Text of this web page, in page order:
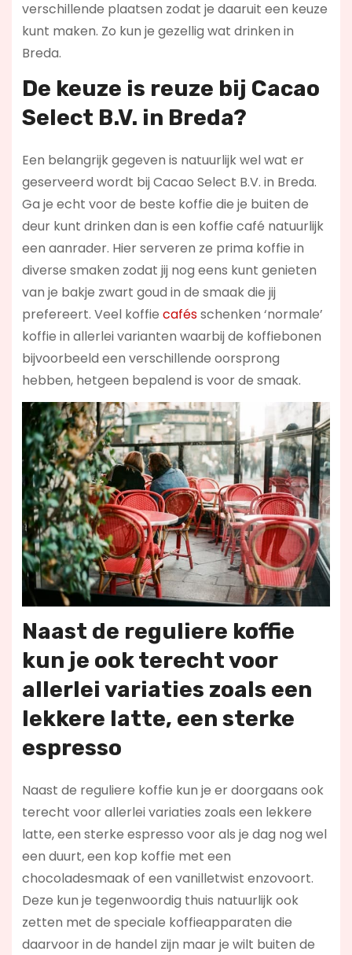
verschillende plaatsen zodat je daaruit een keuze
kunt maken. Zo kun je gezellig wat drinken in
Breda.
De keuze is reuze bij Cacao
Select B.V. in Breda?
Een belangrijk gegeven is natuurlijk wel wat er
geserveerd wordt bij Cacao Select B.V. in Breda.
Ga je echt voor de beste koffie die je buiten de
deur kunt drinken dan is een koffie café natuurlijk
een aanrader. Hier serveren ze prima koffie in
diverse smaken zodat jij nog eens kunt genieten
van je bakje zwart goud in de smaak die jij
prefereert. Veel koffie cafésschenken ‘normale’
koffie in allerlei varianten waarbij de koffiebonen
bijvoorbeeld een verschillende oorsprong
hebben, hetgeen bepalend is voor de smaak.
Naast de reguliere koffie
kun je ook terecht voor
allerlei variaties zoals een
lekkere latte, een sterke
espresso
Naast de reguliere koffie kun je er doorgaans ook
terecht voor allerlei variaties zoals een lekkere
latte, een sterke espresso voor als je dag nog wel
een duurt, een kop koffie met een
chocoladesmaak of een vanilletwist enzovoort.
Deze kun je tegenwoordig thuis natuurlijk ook
zetten met de speciale koffieapparaten die
daarvoor in de handel zijn maar je wilt buiten de